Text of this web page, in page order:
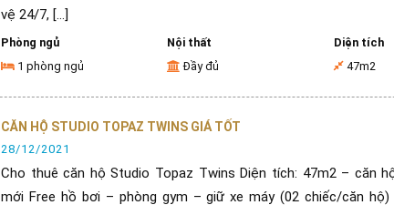
vệ 24/7, [...]
Phòng ngủ Nội thất
Diện tích
1 phòng ngủ
Đầy đủ 47m2
CĂN HỘ STUDIO TOPAZ TWINS GIÁ TỐT
28/12/2021
Cho thuê căn hộ Studio Topaz Twins Diện tích: 47m2 – căn
mới Free hồ bơi – phòng gym – giữ xe máy (02 chiếc/căn